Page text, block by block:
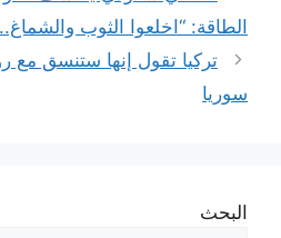
الطاقة: “اخلعوا الثوب
تركيا تقول إنها ستنسق مع
سوريا
البحث